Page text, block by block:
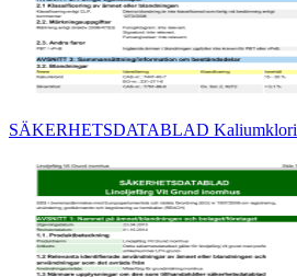
SÄKERHETSDATABLAD